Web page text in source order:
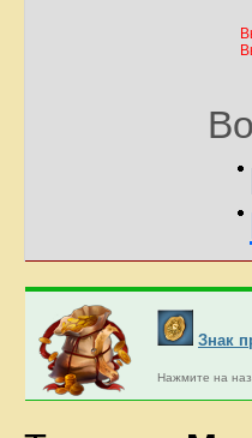
Знак
Нажмите на